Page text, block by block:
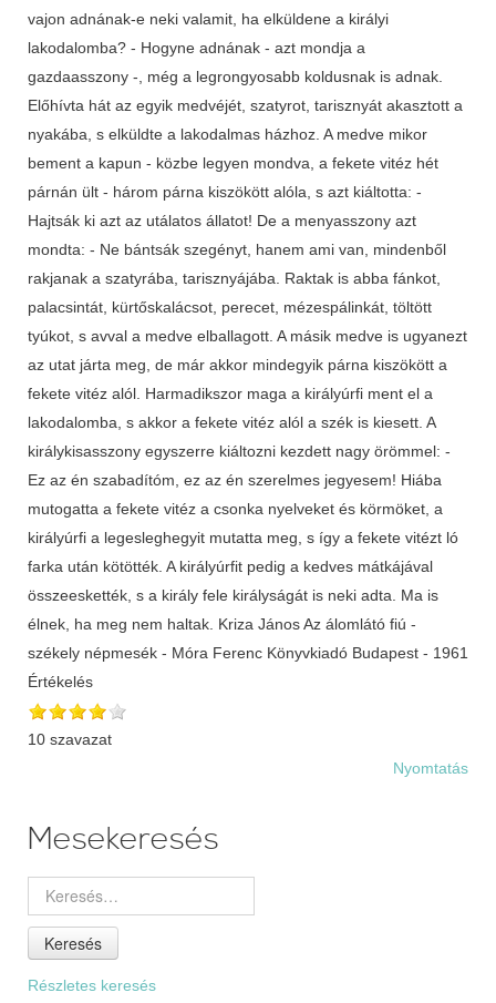
Értékelés
10 szavazat
Nyomtatás
Mesekeresés
Keresés
Részletes keresés